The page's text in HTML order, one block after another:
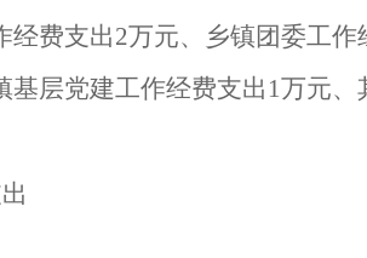
经费支出2万元、乡镇团委工作
基层党建工作经费支出 1万元、